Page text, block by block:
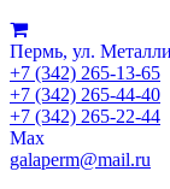
Пермь, ул.
+7 (342) 265-13-65
+7 (342) 265-44-40
+7 (342) 265-22-44
Мах
galaperm@mail.ru